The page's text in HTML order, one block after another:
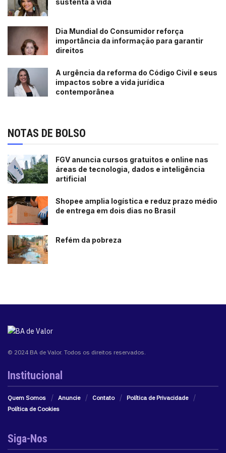
empresária deixa uma dica para quem quiser se
aventurar no mundo das startups. “É preciso estar atento
às demandas do mercado, a necessidade do cliente, o
que pode melhorar a vida dele e até a concorrência
muda muito rápido. Enquanto um negócio tradicional
passa por gerações de uma mesma família, existem
Sobre a MyCond
A MyCond é a solução digital para o dia a dia e os
processos relacionados à vida condominial, no qual se
administradora precisam para pôr fim aos processos
analógicos. A empresa oferece uma gestão simplificada
com saúde financeira, uma melhor comunicação e os
mais modernos tipos de controle de acesso.
Dia Mundial do Consumidor reforça
importância da informação para garantir
direitos
A urgência da reforma do Código Civil e seus
impactos sobre a vida jurídica
contemporânea
NOTAS DE BOLSO
FGV anuncia cursos gratuitos e online nas
áreas de tecnologia, dados e inteligência
artificial
Shopee amplia logística e reduz prazo médio
de entrega em dois dias no Brasil
Refém da pobreza
© 2024 BA de Valor. Todos os direitos reservados.
Institucional
Quem Somos Anuncie Contato
Política de Privacidade
Política de Cookies
Siga-Nos